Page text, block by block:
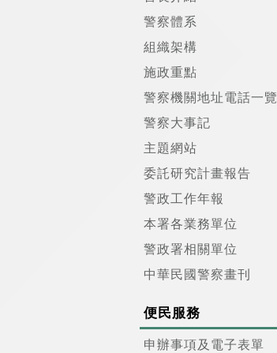
警察體系
組織架構
施政重點
警察機關地址電話一覽
警察大事記
主題網站
委託研究計畫報告
警政工作年報
本署各業務單位
警政署相關單位
中華民國警察畫刊
便民服務
申辦事項及電子表單